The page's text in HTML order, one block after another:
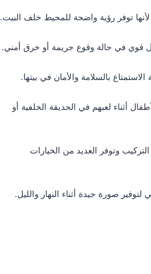
لأنها توفر رؤية واضحة للمحيط خلف البيت.
قوي في حالة وقوع جريمة أو خرق أمني.
بالسلامة والأمان في بيتها.
أثناء لعبهم في الحديقة الخلفية أو
وتوفر العديد من الخيارات
صورة جيدة أثناء النهار والليل.